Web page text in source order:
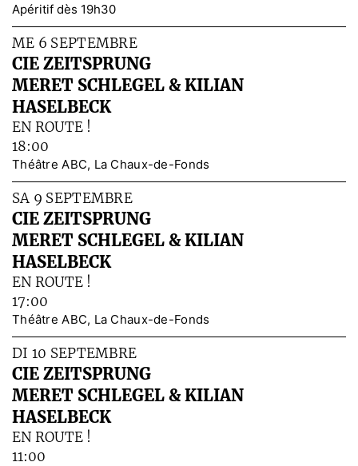
Apéritif dès 19h30
ME 6 SEPTEMBRE
CIE ZEITSPRUNG
MERET SCHLEGEL & KILIAN
HASELBECK
EN ROUTE !
18:00
Théâtre ABC, La Chaux-de-Fonds
SA 9 SEPTEMBRE
CIE ZEITSPRUNG
MERET SCHLEGEL & KILIAN
HASELBECK
EN ROUTE !
17:00
Théâtre ABC, La Chaux-de-Fonds
DI 10 SEPTEMBRE
CIE ZEITSPRUNG
MERET SCHLEGEL & KILIAN
HASELBECK
EN ROUTE !
11:00